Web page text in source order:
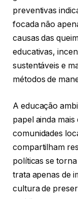
preventivas
focada não
causas das
educativas,
sustentáveis e
métodos de
A educação
papel ainda
comunidades
compartilham
políticas se
trata apenas de
cultura de